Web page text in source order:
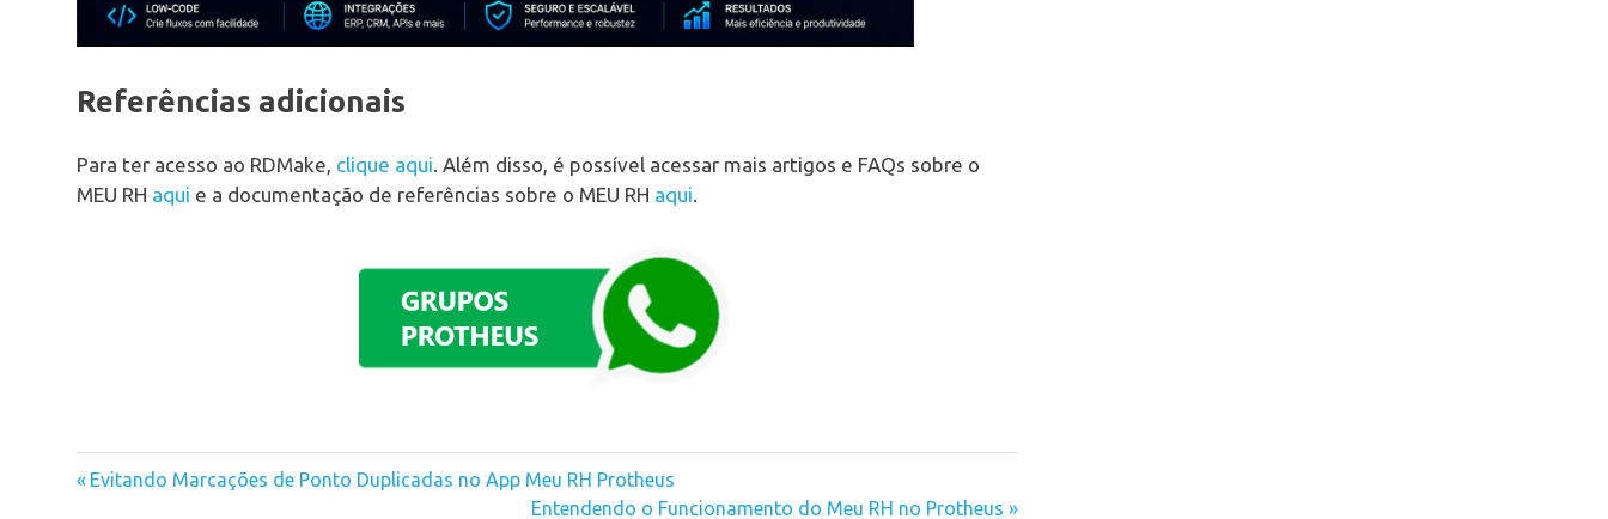
Referências adicionais
Para ter acesso ao RDMake, clique aqui. Além disso, é possível acessar mais artigos e FAQs sobre o
MEU RH aqui e a documentação de referências sobre o MEU RH aqui.
Previous
Evitando Marcações de Ponto Duplicadas no App Meu RH Protheus
Next
Entendendo o Funcionamento do Meu RH no Protheus